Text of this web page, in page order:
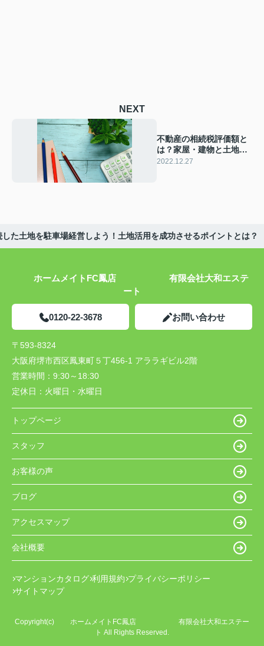
NEXT
不動産の相続税評価額と
は？家屋・建物と土地の
評価額の計算方法
2022.12.27
た土地を駐車場経営しよう！土地活用を成功させるポイントとは？
ホームメイトFC鳳店 有限会社大和エステ
ート
0120-22-3678 お問い合わせ
〒593-8324
大阪府堺市西区鳳東町５丁456-1 アララギビル2階
営業時間： 9:30～18:30
定休日： 火曜日・水曜日
トップページ
スタッフ
お客様の声
ブログ
アクセスマップ
会社概要
マンションカタログ 利用規約 プライバシーポリシー
サイトマップ
Copyright(c) ホームメイトFC鳳店 有限会社大和エステー
ト All Rights Reserved.